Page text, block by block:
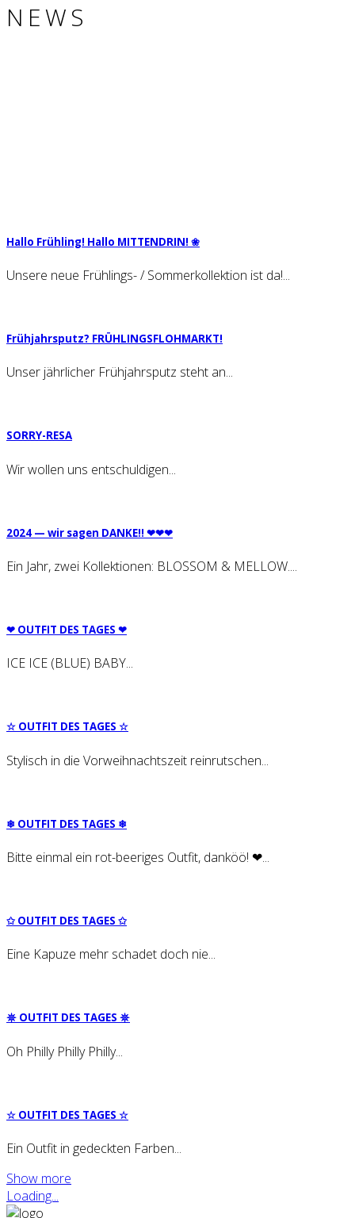
NEWS
Hal­lo Früh­ling! Hal­lo MIT­TEN­DRIN! ❀
Unsere neue Frühlings- / Sommerkollektion ist da!...
Früh­jahrs­putz? FRÜH­LINGS­FLOH­MARKT!
Unser jährlicher Frühjahrsputz steht an...
SOR­RY-RESA
Wir wollen uns entschuldigen...
2024 — wir sagen DAN­KE!! ❤❤❤
Ein Jahr, zwei Kollektionen: BLOSSOM & MELLOW....
❤︎ OUT­FIT DES TAGES ❤︎
ICE ICE (BLUE) BABY...
☆ OUT­FIT DES TAGES ☆
Stylisch in die Vorweihnachtszeit reinrutschen...
❄ OUT­FIT DES TAGES ❄
Bitte einmal ein rot-beeriges Outfit, danköö! ❤...
✩ OUT­FIT DES TAGES ✩
Eine Kapuze mehr schadet doch nie...
𖤓 OUT­FIT DES TAGES 𖤓
Oh Philly Philly Philly...
☆ OUT­FIT DES TAGES ☆
Ein Outfit in gedeckten Farben...
Show more
Loading...